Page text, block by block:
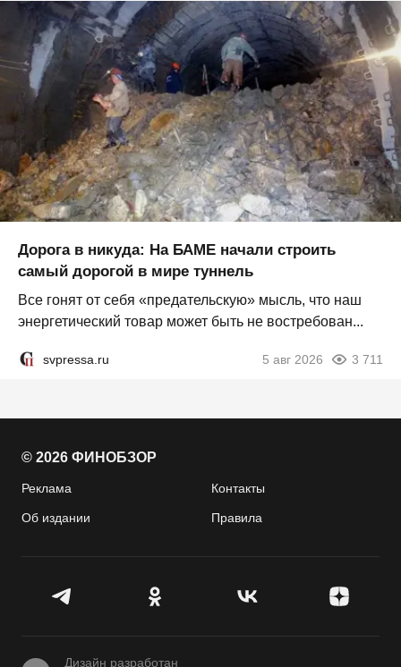
Дорога в никуда: На БАМЕ начали строить
самый дорогой в мире туннель
Все гонят от себя «предательскую» мысль, что наш
энергетический товар может быть не востребован...
svpressa.ru 5 авг 2026 3 711
© 2026 ФИНОБЗОР
Реклама Контакты
Об издании Правила